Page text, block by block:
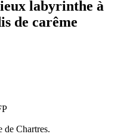
labyrinthe à
de carême
de Chartres.